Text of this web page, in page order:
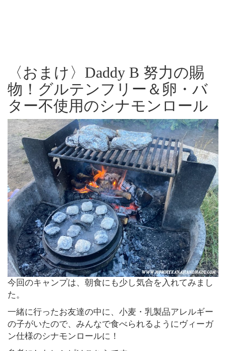
〈おまけ〉Daddy B 努力の賜
物！グルテンフリー＆卵・バ
ター不使用のシナモンロール
今回のキャンプは、朝食にも少し気合を入れてみまし
た。
一緒に行ったお友達の中に、小麦・乳製品アレルギー
の子がいたので、みんなで食べられるようにヴィーガ
ン仕様のシナモンロールに！